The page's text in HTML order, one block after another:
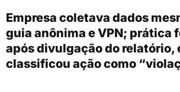
Empresa coletava dados
guia anônima e VPN; prática
após divulgação do relatório,
classificou ação como